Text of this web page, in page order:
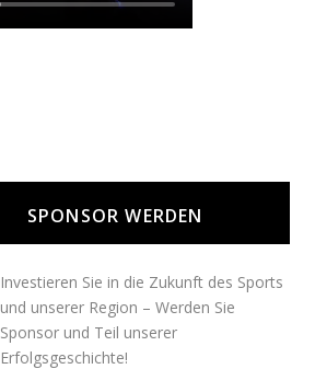
SPONSOR WERDEN
Investieren Sie in die Zukunft des Sports
und unserer Region – Werden Sie
Sponsor und Teil unserer
Erfolgsgeschichte!